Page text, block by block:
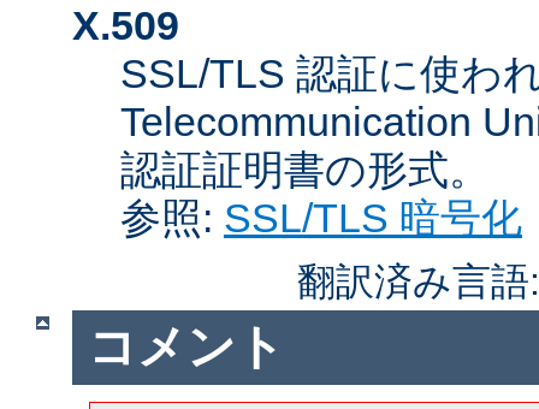
X.509
SSL/TLS 認証に使わ
Telecommunication
認証証明書の形式。
参照: SSL/TLS 暗号化
翻訳済み言
コメント